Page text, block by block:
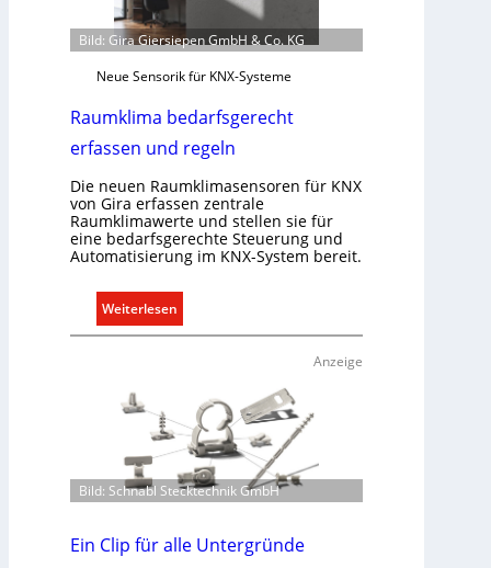
Bild: Gira Giersiepen GmbH & Co. KG
Neue Sensorik für KNX-Systeme
Raumklima bedarfsgerecht
erfassen und regeln
Die neuen Raumklimasensoren für KNX
von Gira erfassen zentrale
Raumklimawerte und stellen sie für
eine bedarfsgerechte Steuerung und
Automatisierung im KNX-System bereit.
Weiterlesen
R
k
l
i
m
b
Anzeige
Bild: Schnabl Stecktechnik GmbH
Ein Clip für alle Untergründe